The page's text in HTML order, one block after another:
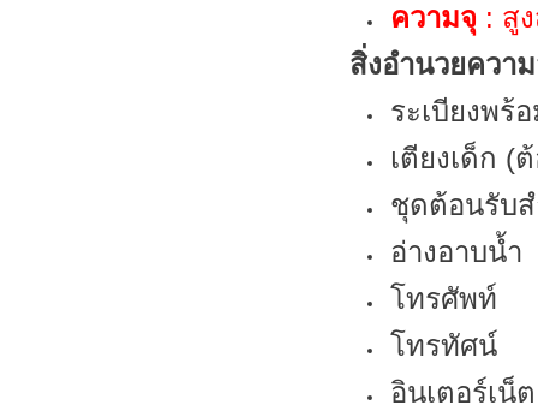
ความจุ : สู
สิ่งอำนวยควา
ระเบียงพร้
เตียงเด็ก (
ชุดต้อนรับส
อ่างอาบน้ำ
โทรศัพท์
โทรทัศน์
อินเตอร์เน็ต